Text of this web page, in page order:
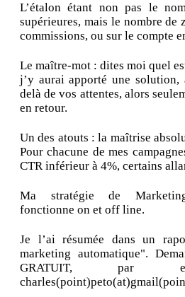
L’étalon étant non pas le
supérieures, mais le nombre de
commissions, ou sur le compte
Le maître-mot : dites moi quel
j’y aurai apporté une solution,
delà de vos attentes, alors
en retour.
Un des atouts : la maîtrise
Pour chacune de mes
CTR inférieur à 4%, certains
Ma stratégie de Marketing-
fonctionne on et off line.
Je l’ai résumée dans un
marketing automatique".
GRATUIT,